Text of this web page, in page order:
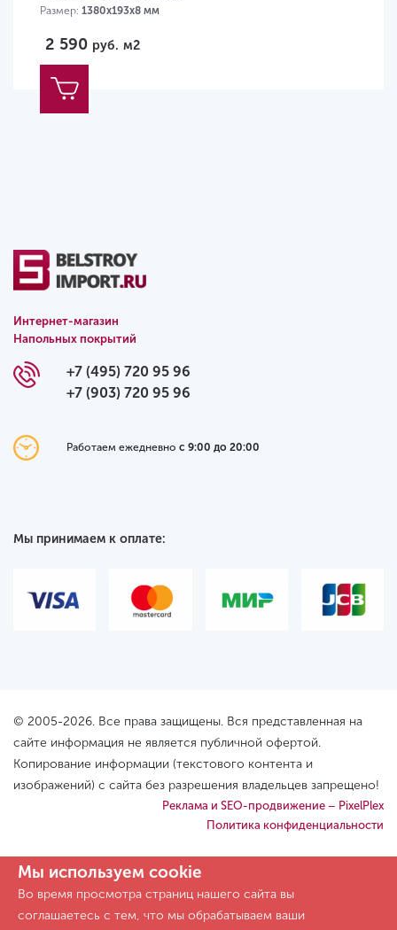
Размер: 1380х193х8 мм
2 590 руб. м2
Интернет-магазин
Напольных покрытий
+7 (495) 720 95 96
+7 (903) 720 95 96
Работаем ежедневно с 9:00 до 20:00
Мы принимаем к оплате:
© 2005-2026. Все права защищены. Вся представленная на
сайте информация не является публичной офертой.
Копирование информации (текстового контента и
изображений) с сайта без разрешения владельцев запрещено!
Реклама и SEO-продвижение – PixelPlex
Политика конфиденциальности
Мы используем cookie
Во время просмотра страниц нашего сайта вы
соглашаетесь с тем, что мы обрабатываем ваши